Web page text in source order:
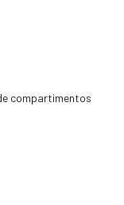
compartimentos